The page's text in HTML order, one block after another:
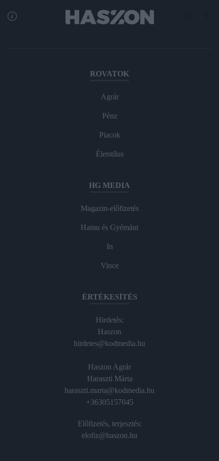
ROVATOK
Agrár
Pénz
Piacok
Életstílus
HG MEDIA
Magazin-előfizetés
Hamu és Gyémánt
In
Vince
ÉRTÉKESÍTÉS
Hirdetés:
Haszon
hirdetes@kodmedia.hu
Haszon Agrár
Haraszti Márta
haraszti.marta@kodmedia.hu
+36305157045
Előfizetés, terjesztés:
elofiz@haszon.hu